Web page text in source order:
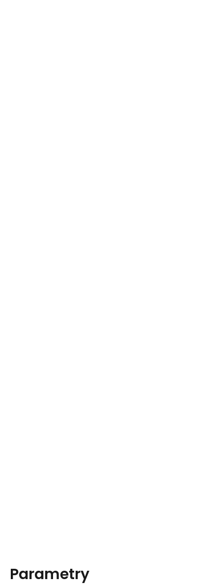
Parametry